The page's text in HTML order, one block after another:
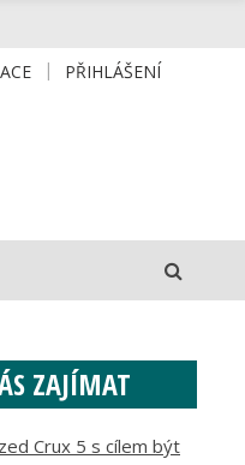
PŘIHLÁŠENÍ
ZAJÍMAT
Crux 5 s cílem být